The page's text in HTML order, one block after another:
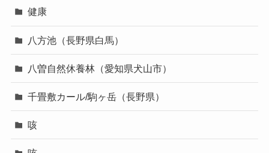
健康
八方池（長野県白馬）
八曽自然休養林（愛知県犬山市）
千畳敷カール/駒ヶ岳（長野県）
咳